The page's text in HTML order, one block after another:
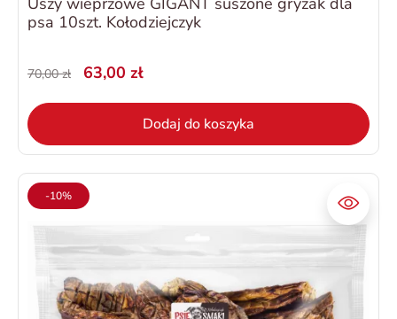
psa 10szt. Kołodziejczyk
70,00 zł 63,00 zł
Dodaj do koszyka
-10%